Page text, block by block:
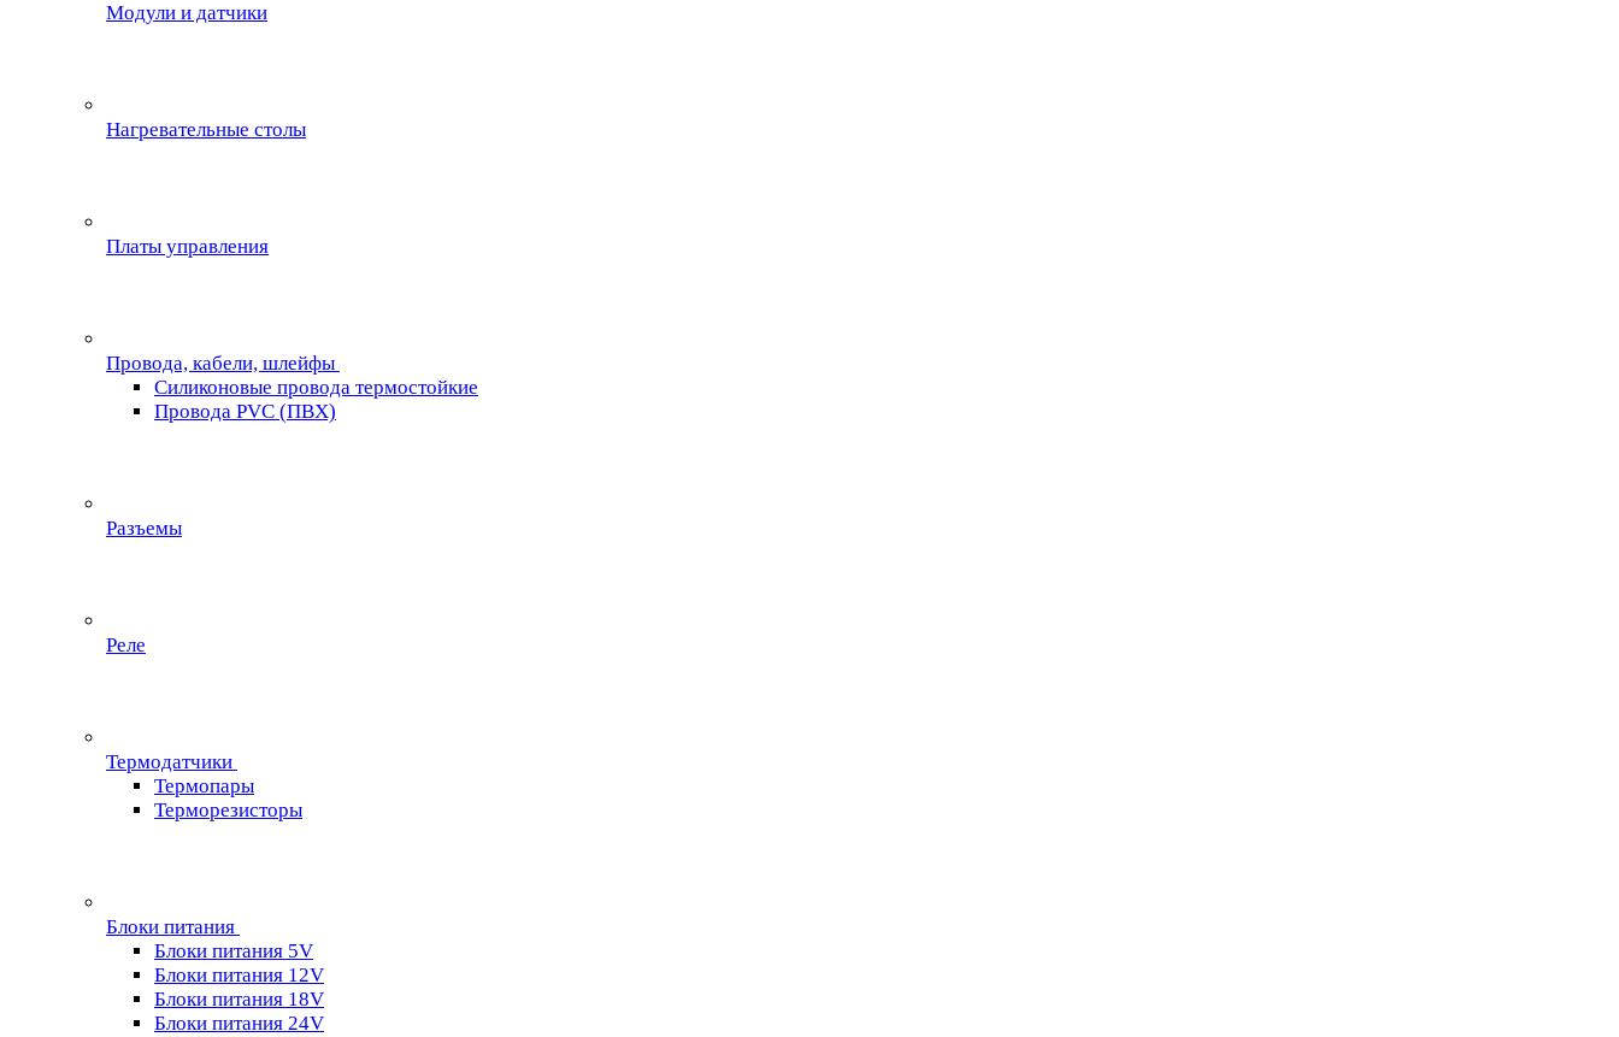
Модули и датчики
Нагревательные столы
Платы управления
Провода, кабели, шлейфы
Силиконовые провода термостойкие
Провода PVC (ПВХ)
Разъемы
Реле
Термодатчики
Термопары
Терморезисторы
Блоки питания
Блоки питания 5V
Блоки питания 12V
Блоки питания 18V
Блоки питания 24V